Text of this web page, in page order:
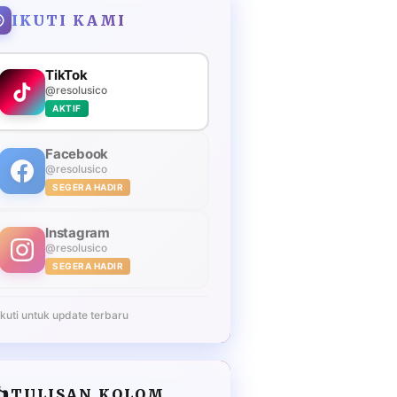
IKUTI KAMI
TikTok
@resolusico
AKTIF
Facebook
@resolusico
SEGERA HADIR
Instagram
@resolusico
SEGERA HADIR
untuk update terbaru